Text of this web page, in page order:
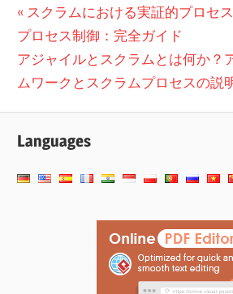
投
稿
ナ
ビ
ゲ
ー
前
の
投
稿:
スクラムにおける実証的プロセ
プロセス制御：完全ガイド
次
の
アジャイルとスクラムとは何か？
ムワークとスクラムプロセスの説
Languages